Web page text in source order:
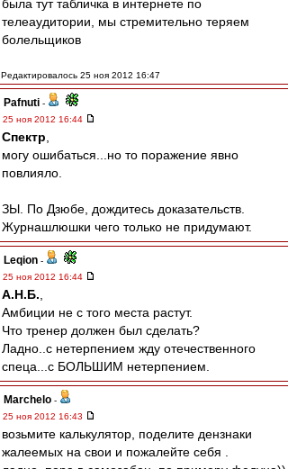
была тут табличка в интернете по
телеаудитории, мы стремительно теряем
болельщиков
Редактировалось 25 ноя 2012 16:47
Pafnuti -
25 ноя 2012 16:44
Спектр
могу ошибаться...но то поражение явно
повлияло.
ЗЫ. По Дзюбе, дождитесь доказательств.
Журнашлюшки чего только не придумают.
Leqion -
25 ноя 2012 16:44
А.Н.Б.
Амбиции не с того места растут.
Что тренер должен был сделать?
Ладно..с нетерпением жду отечественного
спеца...с БОЛЬШИМ нетерпением.
Marchelo -
25 ноя 2012 16:43
возьмите калькулятор, поделите дензнаки
жалеемых на свои и пожалейте себя .